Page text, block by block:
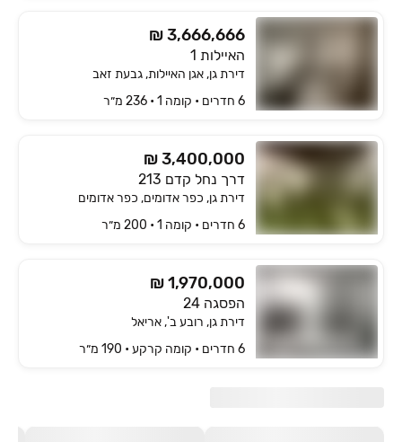
₪ 3,666,666
האיילות 1
דירת גן, אגן האיילות, גבעת זאב
6 חדרים • קומה ‎1‏ • 236 מ״ר
₪ 3,400,000
דרך נחל קדם 213
דירת גן, כפר אדומים, כפר אדומים
6 חדרים • קומה ‎1‏ • 200 מ״ר
₪ 1,970,000
הפסגה 24
דירת גן, רובע ב', אריאל
6 חדרים • קומה ‎קרקע‏ • 190 מ״ר